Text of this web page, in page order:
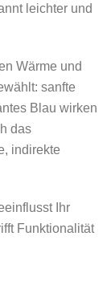
leichter und
Wärme und
sanfte
Blau wirken
das
indirekte
Ihr
Funktionalität